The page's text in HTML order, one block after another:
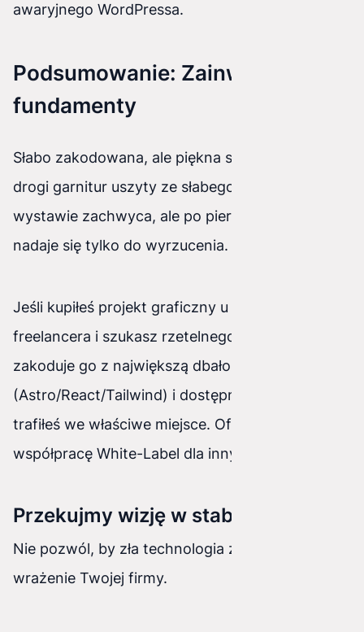
awaryjnego WordPressa.
Podsumowanie: Zainwestuj w
fundamenty
Słabo zakodowana, ale piękna strona jest jak
drogi garnitur uszyty ze słabego materiału – na
wystawie zachwyca, ale po pierwszym praniu
nadaje się tylko do wyrzucenia.
Jeśli kupiłeś projekt graficzny u agencji lub
freelancera i szukasz rzetelnego zespołu, który
zakoduje go z największą dbałością o wydajność
(Astro/React/Tailwind) i dostępność (a11y) –
trafiłeś we właściwe miejsce. Oferujemy również
współpracę White-Label dla innych agencji.
Przekujmy wizję w stabilny kod
Nie pozwól, by zła technologia zepsuła pierwsze
wrażenie Twojej firmy.